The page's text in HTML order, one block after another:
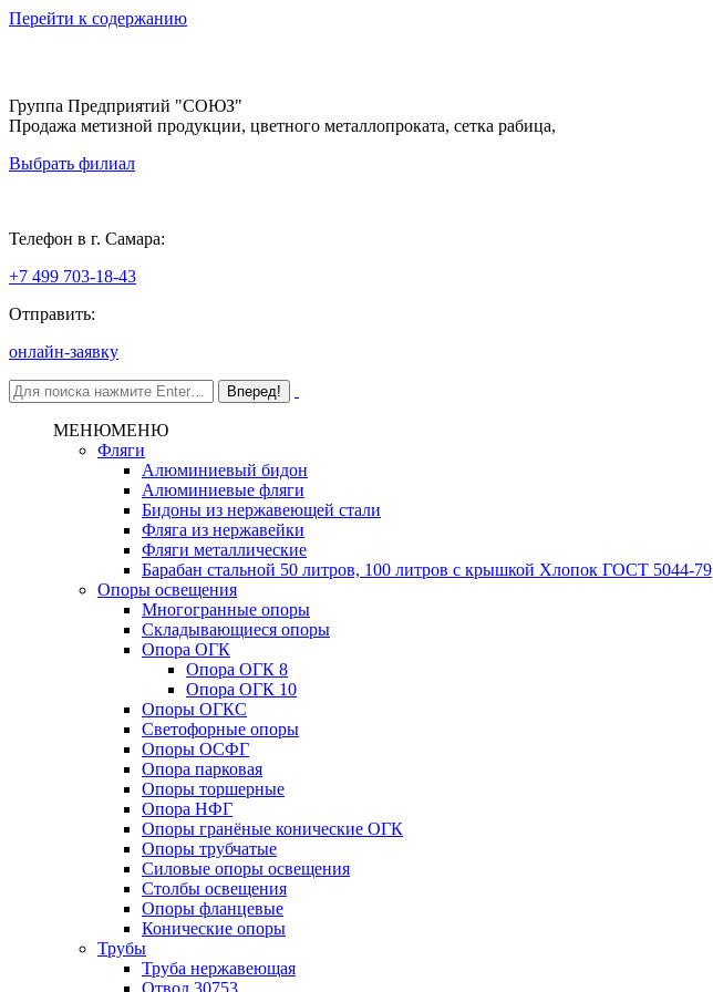
Перейти к содержанию
Группа Предприятий "СОЮЗ"
Продажа метизной продукции, цветного металлопроката, сетка рабица,
Выбрать филиал
Телефон в г. Самара:
+7 499 703-18-43
Отправить:
онлайн-заявку
МЕНЮМЕНЮ
Фляги
Алюминиевый бидон
Алюминиевые фляги
Бидоны из нержавеющей стали
Фляга из нержавейки
Фляги металлические
Барабан стальной 50 литров, 100 литров с крышкой Хлопок ГОСТ 5044-79
Опоры освещения
Многогранные опоры
Складывающиеся опоры
Опора ОГК
Опора ОГК 8
Опора ОГК 10
Опоры ОГКС
Светофорные опоры
Опоры ОСФГ
Опора парковая
Опоры торшерные
Опора НФГ
Опоры гранёные конические ОГК
Опоры трубчатые
Силовые опоры освещения
Столбы освещения
Опоры фланцевые
Конические опоры
Трубы
Труба нержавеющая
Отвод 30753